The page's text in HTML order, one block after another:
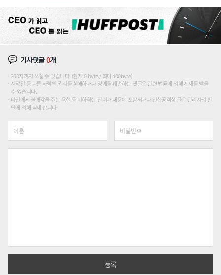
기사댓글0개
200자까지 쓰실 수 있습니다. (현재 0 byte / 최대 400byte)
저작권 등 다른 사람의 권리를 침해하거나 명예를 훼손하는 댓글은 관련 법률에 의해 제재를 받을
수 있습니다.
타인에게 불쾌감을 주는 욕설 등 비하하는 단어가 내용에 포함되거나 인신공격성 글은 관리자의 판
단에 의해 삭제 합니다.